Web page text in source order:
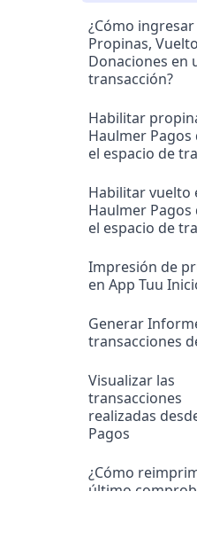
¿Cómo ingresar
Propinas,
Donaciones en
transacción?
Habilitar
Haulmer Pagos
el espacio de
Habilitar vuelto
Haulmer Pagos
el espacio de
Impresión de
en App Tuu
Generar
transacciones
Visualizar las
transacciones
realizadas
Pagos
¿Cómo
último